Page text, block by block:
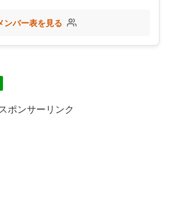
ンバー表を見る
スポンサーリンク